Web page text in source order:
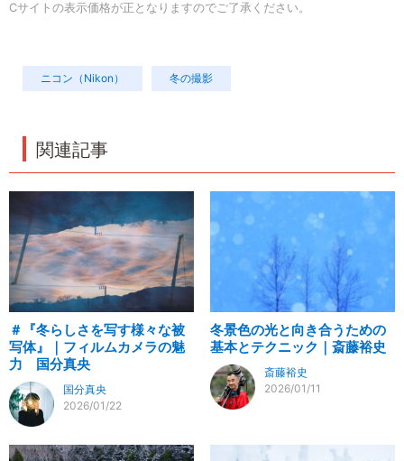
Cサイトの表示価格が正となりますのでご了承ください。
ニコン（Nikon） 冬の撮影
関連記事
＃『冬らしさを写す様々な被
写体』｜フィルムカメラの魅
力 国分真央
国分真央
2026/01/22
冬景色の光と向き合うための
基本とテクニック｜斎藤裕史
斎藤裕史
2026/01/11